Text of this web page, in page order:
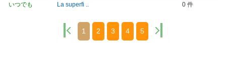
いつでも
La superfi .. 0 件
1 2 3 4 5